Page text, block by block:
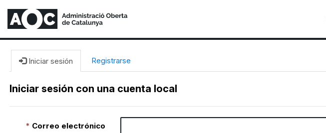
Iniciar sesión Registrarse
Iniciar sesión con una cuenta local
Correo electrónico